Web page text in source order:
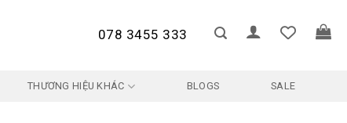
078 3455 333
THƯƠNG HIỆU KHÁC BLOGS SALE